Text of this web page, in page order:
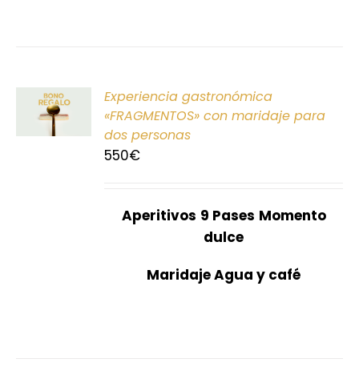
Experiencia gastronómica
«FRAGMENTOS» con maridaje para
dos personas
550€
Aperitivos 9 Pases Momento
dulce
Maridaje Agua y café